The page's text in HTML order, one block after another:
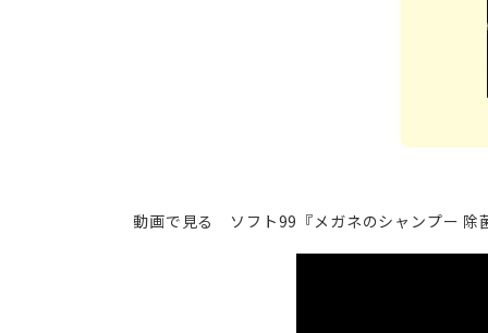
動画で見る ソフト99『メガネのシャンプー 除